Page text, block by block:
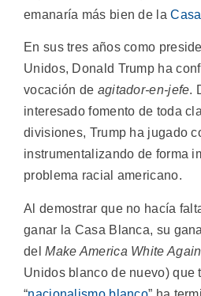
emanaría más bien de la
En sus tres años como
Unidos, Donald Trump ha
vocación de agitador-en-jefe.
interesado fomento de toda
divisiones, Trump ha jugado
instrumentalizando de forma
problema racial americano.
Al demostrar que no hacía
ganar la Casa Blanca, su
delMake America White Again
Unidos blanco de nuevo) que